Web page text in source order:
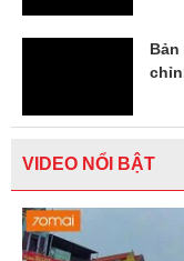
VIDEO NỔI BẬT